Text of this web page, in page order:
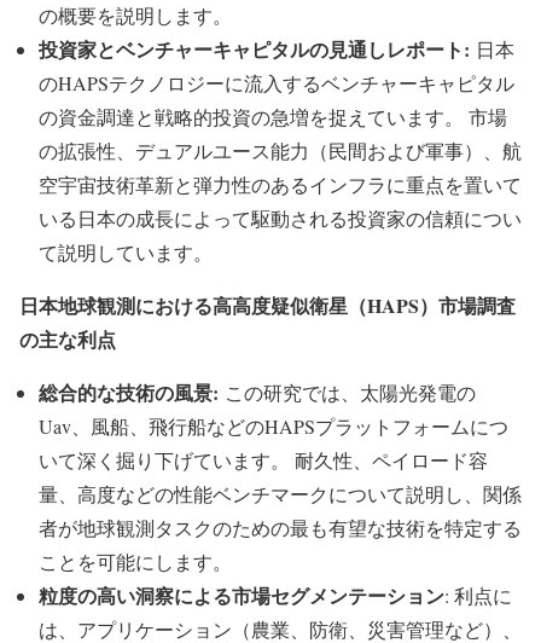
の概要を説明します。
投資家とベンチャーキャピタルの見通しレポート: 日本
のHAPSテクノロジーに流入するベンチャーキャピタル
の資金調達と戦略的投資の急増を捉えています。 市場
の拡張性、デュアルユース能力（民間および軍事）、航
空宇宙技術革新と弾力性のあるインフラに重点を置いて
いる日本の成長によって駆動される投資家の信頼につい
て説明しています。
日本地球観測における高高度疑似衛星（HAPS）市場調査
の主な利点
総合的な技術の風景: この研究では、太陽光発電の
Uav、風船、飛行船などのHAPSプラットフォームにつ
いて深く掘り下げています。 耐久性、ペイロード容
量、高度などの性能ベンチマークについて説明し、関係
者が地球観測タスクのための最も有望な技術を特定する
ことを可能にします。
粒度の高い洞察による市場セグメンテーション: 利点に
は、アプリケーション（農業、防衛、災害管理など）、